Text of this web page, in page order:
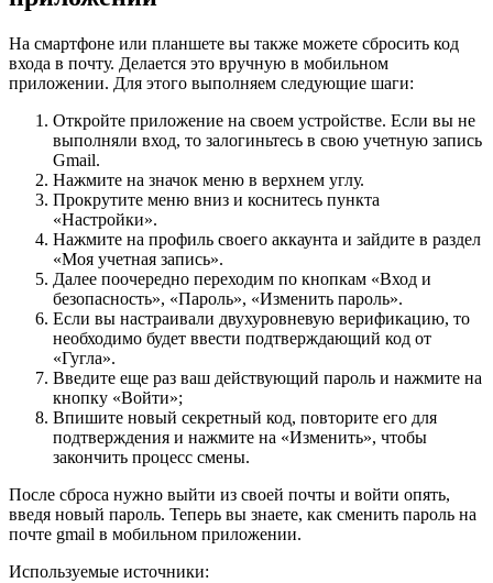
На смартфоне или планшете вы также можете сбросить код
входа в почту. Делается это вручную в мобильном
приложении. Для этого выполняем следующие шаги:
Откройте приложение на своем устройстве. Если вы не
выполняли вход, то залогиньтесь в свою учетную запись
Gmail.
Нажмите на значок меню в верхнем углу.
Прокрутите меню вниз и коснитесь пункта
«Настройки».
Нажмите на профиль своего аккаунта и зайдите в раздел
«Моя учетная запись».
Далее поочередно переходим по кнопкам «Вход и
безопасность», «Пароль», «Изменить пароль».
Если вы настраивали двухуровневую верификацию, то
необходимо будет ввести подтверждающий код от
«Гугла».
Введите еще раз ваш действующий пароль и нажмите на
кнопку «Войти»;
Впишите новый секретный код, повторите его для
подтверждения и нажмите на «Изменить», чтобы
закончить процесс смены.
После сброса нужно выйти из своей почты и войти опять,
введя новый пароль. Теперь вы знаете, как сменить пароль на
почте gmail в мобильном приложении.
Используемые источники: